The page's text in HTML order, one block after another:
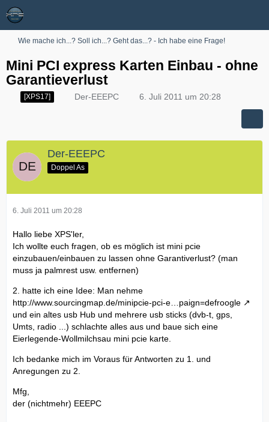
Wie mache ich...? Soll ich...? Geht das...? - Ich habe eine Frage!
Mini PCI express Karten Einbau - ohne
Garantieverlust
[XPS17] Der-EEEPC 6. Juli 2011 um 20:28
Der-EEEPC
Doppel As
6. Juli 2011 um 20:28
Hallo liebe XPS'ler,
Ich wollte euch fragen, ob es möglich ist mini pcie
einzubauen/einbauen zu lassen ohne Garantiverlust? (man
muss ja palmrest usw. entfernen)
2. hatte ich eine Idee: Man nehme
http://www.sourcingmap.de/minipcie-pci-e…paign=defroogle
und ein altes usb Hub und mehrere usb sticks (dvb-t, gps,
Umts, radio ...) schlachte alles aus und baue sich eine
Eierlegende-Wollmilchsau mini pcie karte.
Ich bedanke mich im Voraus für Antworten zu 1. und
Anregungen zu 2.
Mfg,
der (nichtmehr) EEEPC